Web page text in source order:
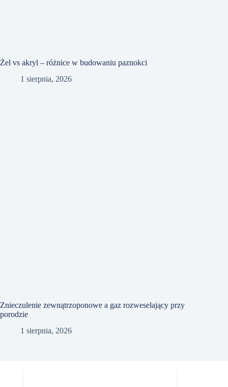
Żel vs akryl – różnice w budowaniu paznokci
1 sierpnia, 2026
Znieczulenie zewnątrzoponowe a gaz rozweselający przy
porodzie
1 sierpnia, 2026